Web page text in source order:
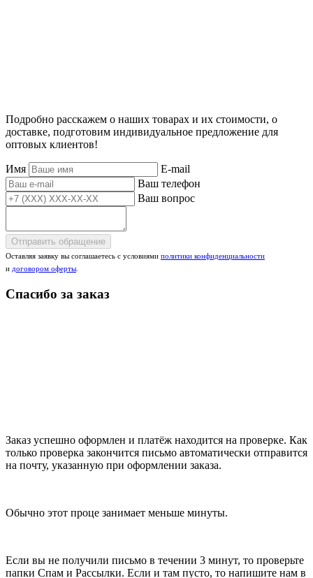
Подробно расскажем о наших товарах и их стоимости, о
доставке, подготовим индивидуальное предложение для
оптовых клиентов!
Имя
E-mail
Ваш телефон
Ваш вопрос
Отправить обращение
Оставляя заявку вы соглашаетесь с условиями политики конфиденциальности
и договором оферты
Спасибо за заказ
Заказ успешно оформлен и платёж находится на проверке. Как
только проверка закончится письмо автоматически отправится
на почту, указанную при оформлении заказа.
Обычно этот проце занимает меньше минуты.
Если вы не получили письмо в течении 3 минут, то проверьте
папки Спам и Рассылки. Если и там пусто, то напишите нам в